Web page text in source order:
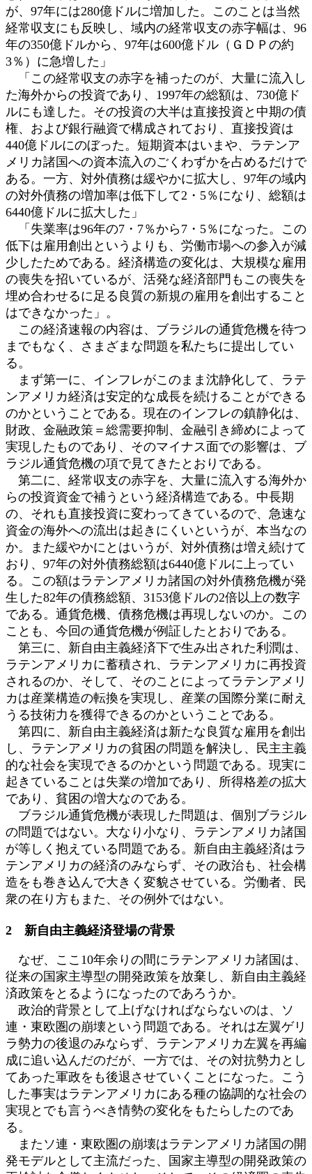
が、97年には280億ドルに増加した。このことは当然
経常収支にも反映し、域内の経常収支の赤字幅は、96
年の350億ドルから、97年は600億ドル（ＧＤＰの約
3％）に急増した」
「この経常収支の赤字を補ったのが、大量に流入し
た海外からの投資であり、1997年の総額は、730億ド
ルにも達した。その投資の大半は直接投資と中期の債
権、および銀行融資で構成されており、直接投資は
440億ドルにのぼった。短期資本はいまや、ラテンア
メリカ諸国への資本流入のごくわずかを占めるだけで
ある。一方、対外債務は緩やかに拡大し、97年の域内
の対外債務の増加率は低下して2・5％になり、総額は
6440億ドルに拡大した」
「失業率は96年の7・7％から7・5％になった。この
低下は雇用創出というよりも、労働市場への参入が減
少したためである。経済構造の変化は、大規模な雇用
の喪失を招いているが、活発な経済部門もこの喪失を
埋め合わせるに足る良質の新規の雇用を創出すること
はできなかった」。
この経済速報の内容は、ブラジルの通貨危機を待つ
までもなく、さまざまな問題を私たちに提出してい
る。
まず第一に、インフレがこのまま沈静化して、ラテ
ンアメリカ経済は安定的な成長を続けることができる
のかということである。現在のインフレの鎮静化は、
財政、金融政策＝総需要抑制、金融引き締めによって
実現したものであり、そのマイナス面での影響は、ブ
ラジル通貨危機の項で見てきたとおりである。
第二に、経常収支の赤字を、大量に流入する海外か
らの投資資金で補うという経済構造である。中長期
の、それも直接投資に変わってきているので、急速な
資金の海外への流出は起きにくいというが、本当なの
か。また緩やかにとはいうが、対外債務は増え続けて
おり、97年の対外債務総額は6440億ドルに上ってい
る。この額はラテンアメリカ諸国の対外債務危機が発
生した82年の債務総額、3153億ドルの2倍以上の数字
である。通貨危機、債務危機は再現しないのか。この
ことも、今回の通貨危機が例証したとおりである。
第三に、新自由主義経済下で生み出された利潤は、
ラテンアメリカに蓄積され、ラテンアメリカに再投資
されるのか、そして、そのことによってラテンアメリ
カは産業構造の転換を実現し、産業の国際分業に耐え
うる技術力を獲得できるのかということである。
第四に、新自由主義経済は新たな良質な雇用を創出
し、ラテンアメリカの貧困の問題を解決し、民主主義
的な社会を実現できるのかという問題である。現実に
起きていることは失業の増加であり、所得格差の拡大
であり、貧困の増大なのである。
ブラジル通貨危機が表現した問題は、個別ブラジル
の問題ではない。大なり小なり、ラテンアメリカ諸国
が等しく抱えている問題である。新自由主義経済はラ
テンアメリカの経済のみならず、その政治も、社会構
造をも巻き込んで大きく変貌させている。労働者、民
衆の在り方もまた、その例外ではない。
2 新自由主義経済登場の背景
なぜ、ここ10年余りの間にラテンアメリカ諸国は、
従来の国家主導型の開発政策を放棄し、新自由主義経
済政策をとるようになったのであろうか。
政治的背景として上げなければならないのは、ソ
連・東欧圏の崩壊という問題である。それは左翼ゲリ
ラ勢力の後退のみならず、ラテンアメリカ左翼を再編
成に追い込んだのだが、一方では、その対抗勢力とし
てあった軍政をも後退させていくことになった。こう
した事実はラテンアメリカにある種の協調的な社会の
実現とでも言うべき情勢の変化をもたらしたのであ
る。
またソ連・東欧圏の崩壊はラテンアメリカ諸国の開
発モデルとして主流だった、国家主導型の開発政策の